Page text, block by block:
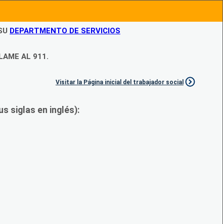
DEPARTMENTO DE SERVICIOS
AL 911.
Visitar la Página inicial del trabajador social
siglas en inglés):